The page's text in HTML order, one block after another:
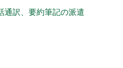
通訳、要約筆記の派遣